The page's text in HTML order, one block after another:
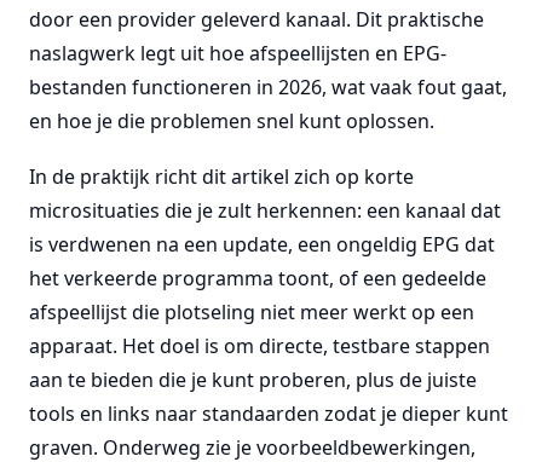
door een provider geleverd kanaal. Dit praktische
naslagwerk legt uit hoe afspeellijsten en EPG-
bestanden functioneren in 2026, wat vaak fout gaat,
en hoe je die problemen snel kunt oplossen.
In de praktijk richt dit artikel zich op korte
microsituaties die je zult herkennen: een kanaal dat
is verdwenen na een update, een ongeldig EPG dat
het verkeerde programma toont, of een gedeelde
afspeellijst die plotseling niet meer werkt op een
apparaat. Het doel is om directe, testbare stappen
aan te bieden die je kunt proberen, plus de juiste
tools en links naar standaarden zodat je dieper kunt
graven. Onderweg zie je voorbeeldbewerkingen,